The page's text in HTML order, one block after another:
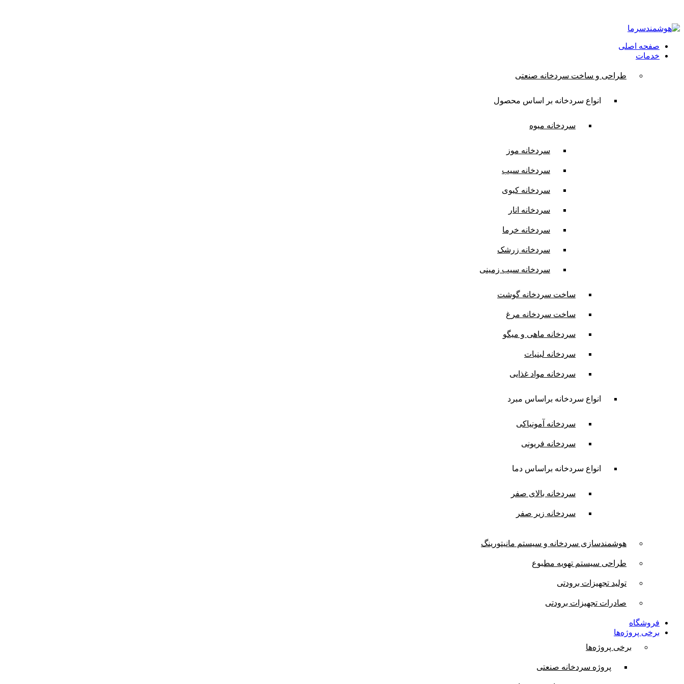
صفحه اصلی
خدمات
طراحی و ساخت سردخانه صنعتی
انواع سردخانه بر اساس محصول
سردخانه میوه
سردخانه موز
سردخانه سیب
سردخانه کیوی
سردخانه انار
سردخانه خرما
سردخانه زرشک
سردخانه سیب زمینی
ساخت سردخانه گوشت
ساخت سردخانه مرغ
سردخانه ماهی و میگو
سردخانه لبنیات
سردخانه مواد غذایی
انواع سردخانه براساس مبرد
سردخانه آمونیاکی
سردخانه فریونی
انواع سردخانه براساس دما
سردخانه بالای صفر
سردخانه زیر صفر
هوشمندسازی سردخانه و سیستم مانیتورینگ
طراحی سیستم تهویه مطبوع
تولید تجهیزات برودتی
صادرات تجهیزات برودتی
فروشگاه
برخی پروژه‌ها
برخی پروژه‌ها
پروژه سردخانه صنعتی